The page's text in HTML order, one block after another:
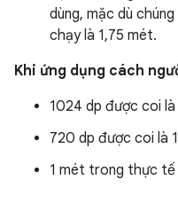
dùng, mặc dù
chạy là 1,75 mét.
Khi ứng dụng cách
1024 dp được coi
720 dp được coi là
1 mét trong thực tế